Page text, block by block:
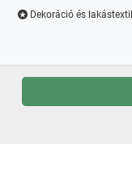
Dekoráció és lakástextil